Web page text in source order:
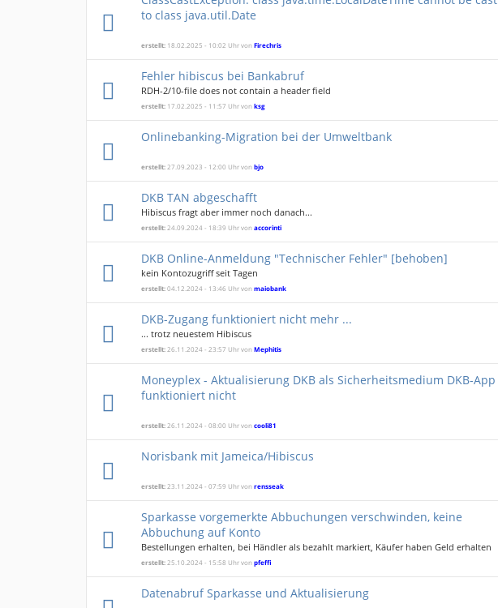
to class java.util.Date
erstellt: 18.02.2025 - 10:02 Uhr vonFirechris
Fehler hibiscus bei Bankabruf
RDH-2/10-file does not contain a header field
erstellt: 17.02.2025 - 11:57 Uhr vonksg
Onlinebanking-Migration bei der Umweltbank
erstellt: 27.09.2023 - 12:00 Uhr vonbjo
DKB TAN abgeschafft
Hibiscus fragt aber immer noch danach...
erstellt: 24.09.2024 - 18:39 Uhr vonaccorinti
DKB Online-Anmeldung "Technischer Fehler" [behoben]
kein Kontozugriff seit Tagen
erstellt:04.12.2024 - 13:46 Uhr vonmaiobank
DKB-Zugang funktioniert nicht mehr ...
... trotz neuestem Hibiscus
erstellt: 26.11.2024 - 23:57 Uhr vonMephitis
Moneyplex - Aktualisierung DKB als Sicherheitsmedium DKB-App
funktioniert nicht
erstellt: 26.11.2024 - 08:00 Uhr voncooli81
Norisbank mit Jameica/Hibiscus
erstellt: 23.11.2024 - 07:59 Uhr vonrensseak
Sparkasse vorgemerkte Abbuchungen verschwinden, keine
Abbuchung auf Konto
Bestellungen erhalten, bei Händler als bezahlt markiert, Käufer haben Geld erhalten
erstellt: 25.10.2024 - 15:58 Uhr vonpfeffi
Datenabruf Sparkasse und Aktualisierung